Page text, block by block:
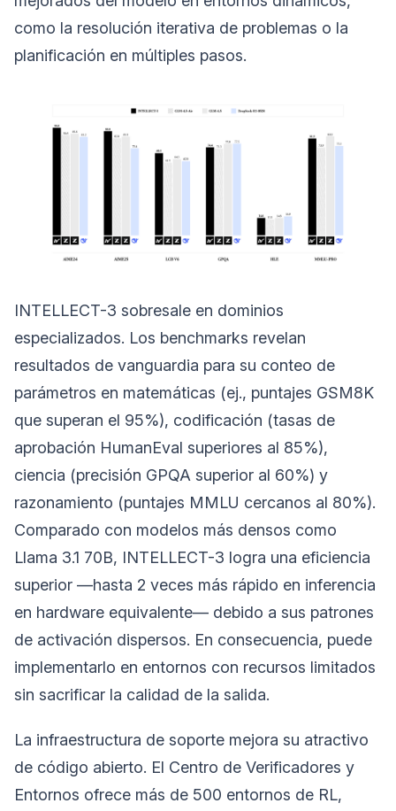
como la resolución iterativa de problemas o la
planificación en múltiples pasos.
INTELLECT-3 sobresale en dominios
especializados. Los benchmarks revelan
resultados de vanguardia para su conteo de
parámetros en matemáticas (ej., puntajes GSM8K
que superan el 95%), codificación (tasas de
aprobación HumanEval superiores al 85%),
ciencia (precisión GPQA superior al 60%) y
razonamiento (puntajes MMLU cercanos al 80%).
Comparado con modelos más densos como
Llama 3.1 70B, INTELLECT-3 logra una eficiencia
superior —hasta 2 veces más rápido en inferencia
en hardware equivalente— debido a sus patrones
de activación dispersos. En consecuencia, puede
implementarlo en entornos con recursos limitados
sin sacrificar la calidad de la salida.
La infraestructura de soporte mejora su atractivo
de código abierto. El Centro de Verificadores y
Entornos ofrece más de 500 entornos de RL,